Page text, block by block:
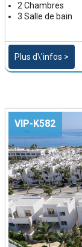
2 Chambres
3 Salle de bain
Plus d\'infos >
VIP-K582